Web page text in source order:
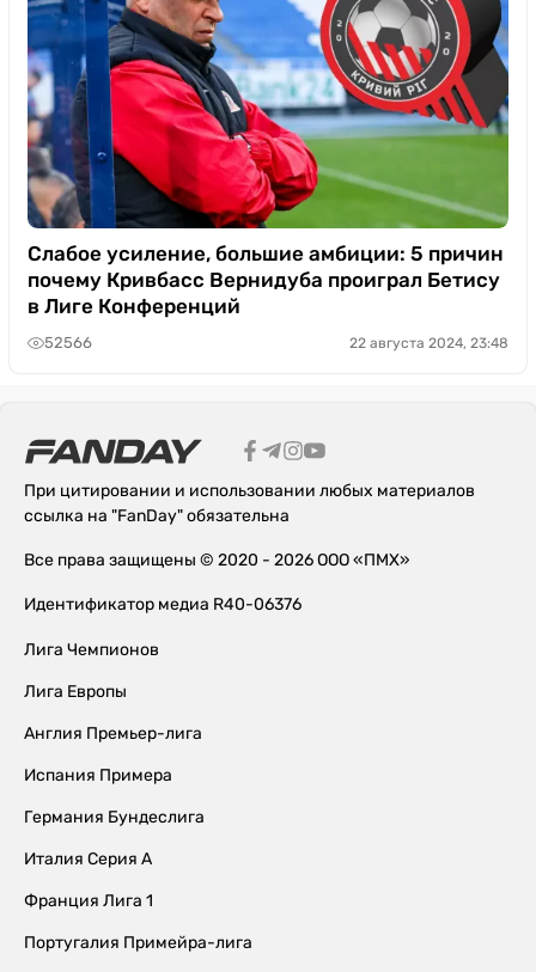
Слабое усиление, большие амбиции: 5 причин
почему Кривбасс Вернидуба проиграл Бетису
в Лиге Конференций
52566 22 августа 2024, 23:48
При цитировании и использовании любых материалов
ссылка на "FanDay" обязательна
Все права защищены © 2020 - 2026 ООО «ПМХ»
Идентификатор медиа R40-06376
Лига Чемпионов
Лига Европы
Англия Премьер-лига
Испания Примера
Германия Бундеслига
Италия Серия А
Франция Лига 1
Португалия Примейра-лига